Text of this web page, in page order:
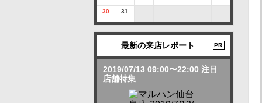
30 31
最新の来店レポート PR
2019/07/13 09:00〜22:00 注目
店舗特集